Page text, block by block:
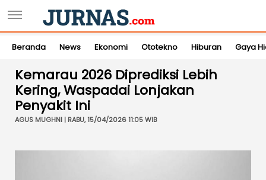
Beranda News Ekonomi Ototekno Hiburan Gaya
Kemarau 2026 Diprediksi Lebih
Kering, Waspadai Lonjakan
Penyakit Ini
AGUS MUGHNI | RABU, 15/04/2026 11:05 WIB